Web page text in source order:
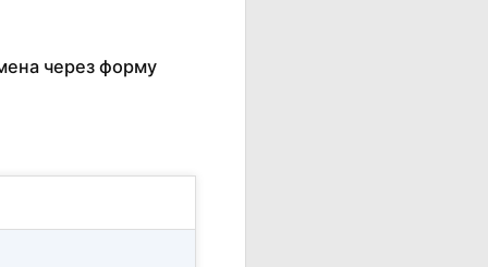
через форму